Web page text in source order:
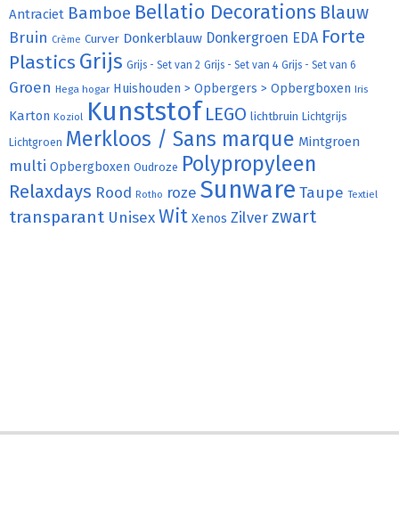
Antraciet Bamboe Bellatio Decorations Blauw
Bruin Crème Curver Donkerblauw Donkergroen EDA Forte
Plastics Grijs Grijs - Set van 2 Grijs - Set van 4 Grijs - Set van 6
Groen Hega hogar Huishouden > Opbergers > Opbergboxen Iris
Karton Koziol Kunststof LEGO lichtbruin Lichtgrijs
Lichtgroen Merkloos / Sans marque Mintgroen
multi Opbergboxen Oudroze Polypropyleen
Relaxdays Rood Rotho roze Sunware Taupe Textiel
transparant UnisexWit Xenos Zilver zwart